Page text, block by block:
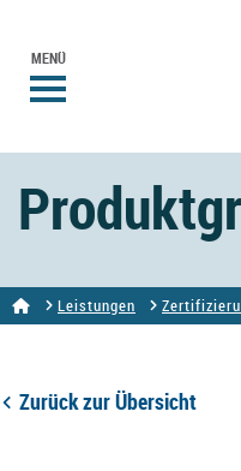
MENÜ
Leistungen
Zurück zur Übersicht